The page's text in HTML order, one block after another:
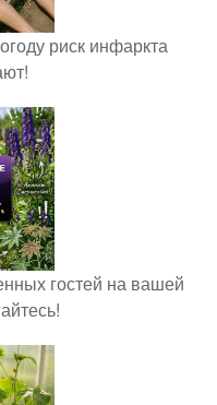
риск инфаркта
гостей на вашей